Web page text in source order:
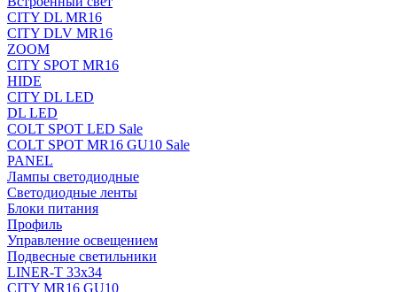
CITY DL MR16
CITY DLV MR16
ZOOM
CITY SPOT MR16
HIDE
CITY DL LED
DL LED
COLT SPOT LED Sale
COLT SPOT MR16 GU10 Sale
PANEL
Лампы светодиодные
Светодиодные ленты
Блоки питания
Профиль
Управление освещением
Подвесные светильники
LINER-T 33x34
CITY MR16 GU10